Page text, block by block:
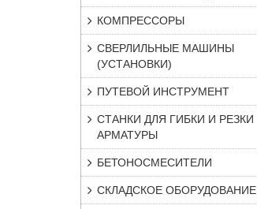
КОМПРЕССОРЫ
СВЕРЛИЛЬНЫЕ МАШИНЫ
(УСТАНОВКИ)
ПУТЕВОЙ ИНСТРУМЕНТ
СТАНКИ ДЛЯ ГИБКИ И РЕЗКИ
АРМАТУРЫ
БЕТОНОСМЕСИТЕЛИ
СКЛАДСКОЕ ОБОРУДОВАНИЕ